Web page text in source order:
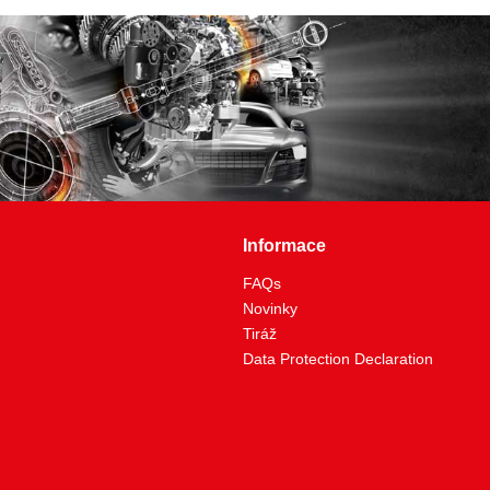
Informace
FAQs
Novinky
Tiráž
Data Protection Declaration